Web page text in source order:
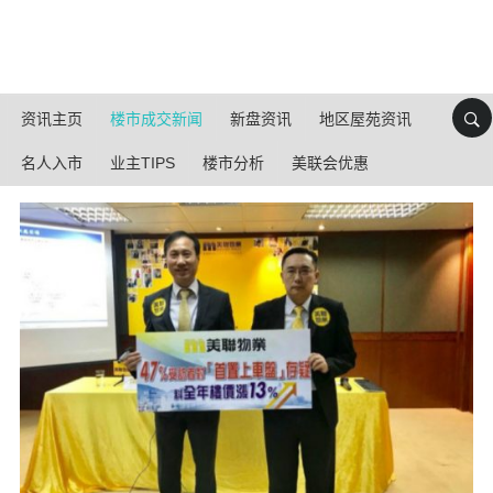
资讯主页 楼市成交新闻 新盘资讯 地区屋苑资讯
名人入市 业主TIPS 楼市分析 美联会优惠